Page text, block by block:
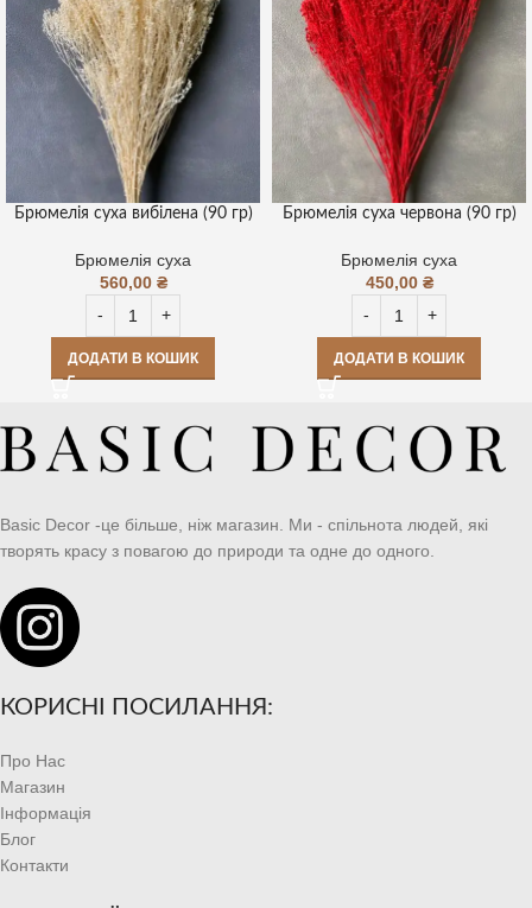
Брюмелія суха вибілена (90 гр)
Брюмелія суха
560,00 ₴
ДОДАТИ В КОШИК
Брюмелія суха червона (90 гр)
Брюмелія суха
450,00 ₴
ДОДАТИ В КОШИК
Basic Decor -це більше, ніж магазин. Ми - спільнота людей, які
творять красу з повагою до природи та одне до одного.
КОРИСНІ ПОСИЛАННЯ:
Про Нас
Магазин
Інформація
Блог
Контакти